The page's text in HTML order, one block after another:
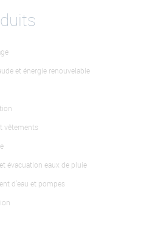
et énergie renouvelable
vêtements
évacuation eaux de pluie
d'eau et pompes